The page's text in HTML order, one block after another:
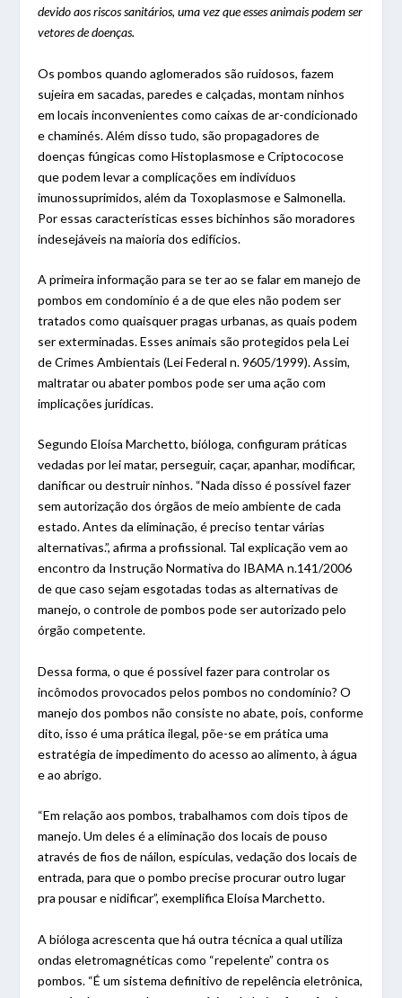
devido aos riscos sanitários, uma vez que esses animais podem ser
vetores de doenças.
Os pombos quando aglomerados são ruidosos, fazem
sujeira em sacadas, paredes e calçadas, montam ninhos
em locais inconvenientes como caixas de ar-condicionado
e chaminés. Além disso tudo, são propagadores de
doenças fúngicas como Histoplasmose e Criptococose
que podem levar a complicações em indivíduos
imunossuprimidos, além da Toxoplasmose e Salmonella.
Por essas características esses bichinhos são moradores
indesejáveis na maioria dos edifícios.
A primeira informação para se ter ao se falar em manejo de
pombos em condomínio é a de que eles não podem ser
tratados como quaisquer pragas urbanas, as quais podem
ser exterminadas. Esses animais são protegidos pela Lei
de Crimes Ambientais (Lei Federal n. 9605/1999). Assim,
maltratar ou abater pombos pode ser uma ação com
implicações jurídicas.
Segundo Eloísa Marchetto, bióloga, configuram práticas
vedadas por lei matar, perseguir, caçar, apanhar, modificar,
danificar ou destruir ninhos. “Nada disso é possível fazer
sem autorização dos órgãos de meio ambiente de cada
estado. Antes da eliminação, é preciso tentar várias
alternativas.”, afirma a profissional. Tal explicação vem ao
encontro da Instrução Normativa do IBAMA n.141/2006
de que caso sejam esgotadas todas as alternativas de
manejo, o controle de pombos pode ser autorizado pelo
órgão competente.
Dessa forma, o que é possível fazer para controlar os
incômodos provocados pelos pombos no condomínio? O
manejo dos pombos não consiste no abate, pois, conforme
dito, isso é uma prática ilegal, põe-se em prática uma
estratégia de impedimento do acesso ao alimento, à água
e ao abrigo.
“Em relação aos pombos, trabalhamos com dois tipos de
manejo. Um deles é a eliminação dos locais de pouso
através de fios de náilon, espículas, vedação dos locais de
entrada, para que o pombo precise procurar outro lugar
pra pousar e nidificar”, exemplifica Eloísa Marchetto.
A bióloga acrescenta que há outra técnica a qual utiliza
ondas eletromagnéticas como “repelente” contra os
pombos. “É um sistema definitivo de repelência eletrônica,